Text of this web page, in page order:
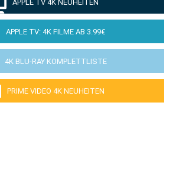
APPLE TV: 4K FILME AB 3.99€
4K BLU-RAY KOMPLETTLISTE
PRIME VIDEO 4K NEUHEITEN